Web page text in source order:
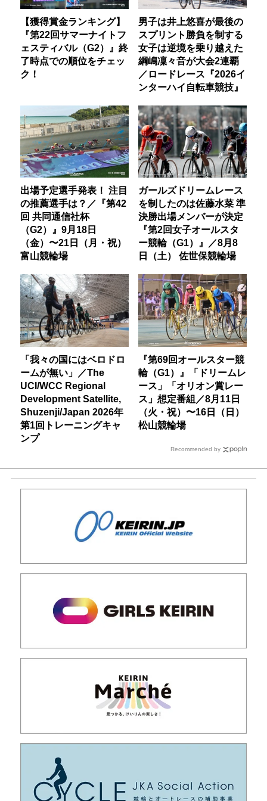
【獲得賞金ランキング】
『第22回サマーナイトフ
ェスティバル（G2）』終
了時点での順位をチェッ
ク！
男子は井上悠喜が最後の
スプリント勝負を制する
女子は逆境を乗り越えた
綱嶋凜々音が大会2連覇
／ロードレース『2026イ
ンターハイ自転車競技』
出場予定選手発表！ 注目
の推薦選手は？／『第42
回 共同通信社杯
（G2）』9月18日
（金）〜21日（月・祝）
富山競輪場
ガールズドリームレース
を制したのは佐藤水菜 準
決勝出場メンバーが決定
『第2回女子オールスタ
ー競輪（G1）』／8月8
日（土） 佐世保競輪場
「我々の国にはベロドロ
ームが無い」／The
UCI/WCC Regional
Development Satellite,
Shuzenji/Japan 2026年
第1回トレーニングキャ
ンプ
『第69回オールスター競
輪（G1）』「ドリームレ
ース」「オリオン賞レー
ス」想定番組／8月11日
（火・祝）〜16日（日）
松山競輪場
Recommended by